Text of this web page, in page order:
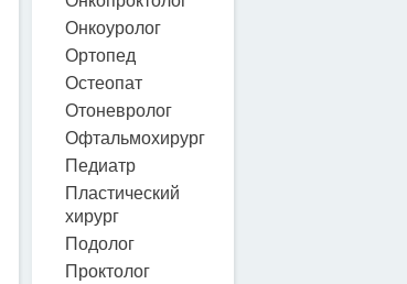
Онкоуролог
Ортопед
Остеопат
Отоневролог
Офтальмохирург
Педиатр
Пластический
хирург
Подолог
Проктолог